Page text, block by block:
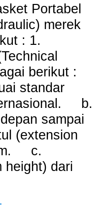
Portabel
merek
: 1.
berikut :
standar
b.
sampai
(extension
c.
height) dari